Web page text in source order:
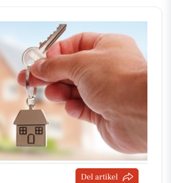
Del artikel